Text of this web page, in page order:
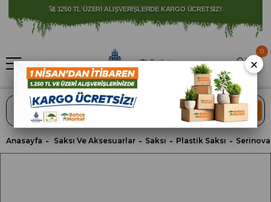
⚠️ SATIŞLARIMIZ YALNIZCA İSTANBUL İLİ İLE SINIRLIDIR.
ARA
0
Anasayfa Saksı Ve Aksesuarlar Saksı Plastik Saksı
×